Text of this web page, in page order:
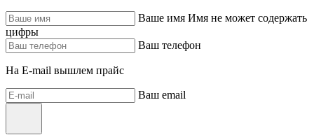
Ваше имя Имя не может содержать
цифры
Ваш телефон
На E-mail вышлем прайс
Ваш email